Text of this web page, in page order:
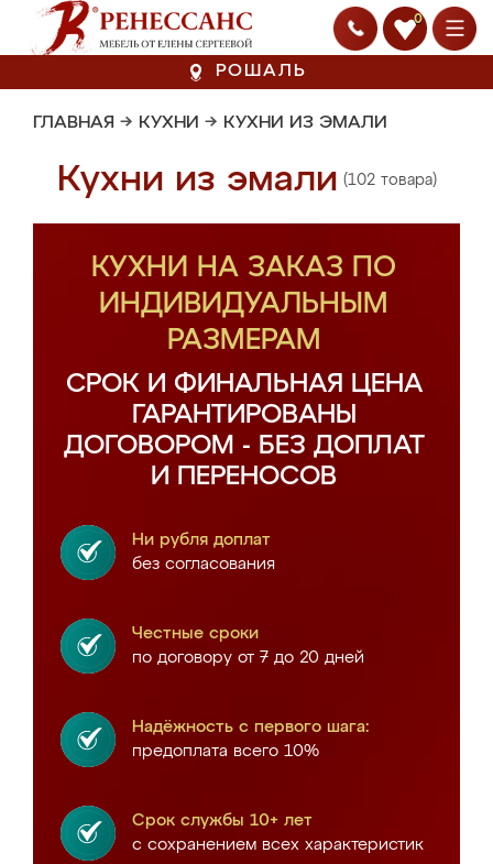
0
РОШАЛЬ
ГЛАВНАЯ → КУХНИ → КУХНИ ИЗ ЭМАЛИ
Кухни из эмали (102 товара)
КУХНИ НА ЗАКАЗ ПО
ИНДИВИДУАЛЬНЫМ
РАЗМЕРАМ
СРОК И ФИНАЛЬНАЯ ЦЕНА
ГАРАНТИРОВАНЫ
ДОГОВОРОМ - БЕЗ ДОПЛАТ
И ПЕРЕНОСОВ
Ни рубля доплат
без согласования
Честные сроки
по договору от 7 до 20 дней
Надёжность с первого шага:
предоплата всего 10%
Срок службы 10+ лет
с сохранением всех характеристик